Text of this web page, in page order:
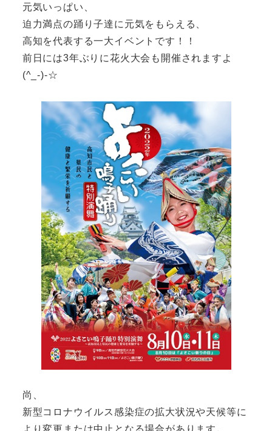
元気いっぱい、
迫力満点の踊り子達に元気をもらえる、
高知を代表する一大イベントです！！
前日には3年ぶりに花火大会も開催されますよ
(^_-)-☆
尚、
新型コロナウイルス感染症の拡大状況や天候等に